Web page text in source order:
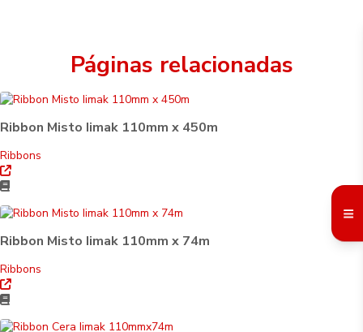
Páginas relacionadas
Ribbon Misto Iimak 110mm x 450m
Ribbons
Ribbon Misto Iimak 110mm x 74m
Ribbons